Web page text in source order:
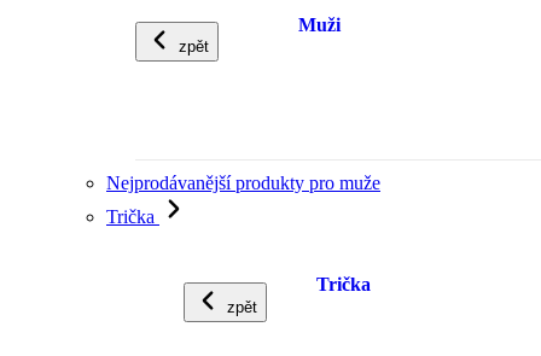
zpět
Muži
Nejprodávanější produkty pro muže
Trička
zpět
Trička